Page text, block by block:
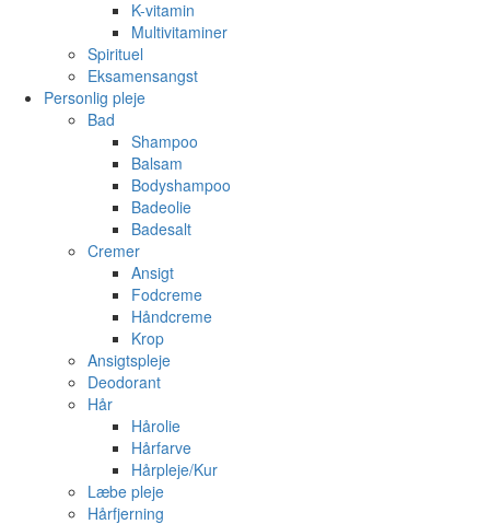
K-vitamin
Multivitaminer
Spirituel
Eksamensangst
Personlig pleje
Bad
Shampoo
Balsam
Bodyshampoo
Badeolie
Badesalt
Cremer
Ansigt
Fodcreme
Håndcreme
Krop
Ansigtspleje
Deodorant
Hår
Hårolie
Hårfarve
Hårpleje/Kur
Læbe pleje
Hårfjerning